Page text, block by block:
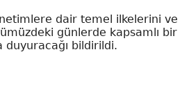
dair temel ilkelerini ve
günlerde kapsamlı bir
bildirildi.